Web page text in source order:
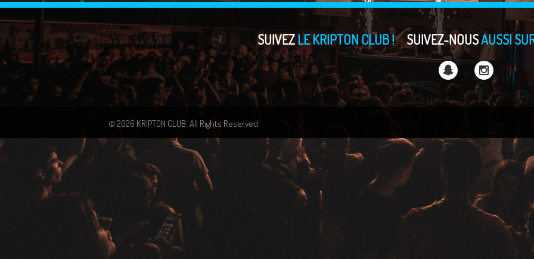
SUIVEZLE KRIPTON CLUB ! SUIVEZ-NOUSAUSSI
© 2026 KRIPTON CLUB. All Rights Reserved.